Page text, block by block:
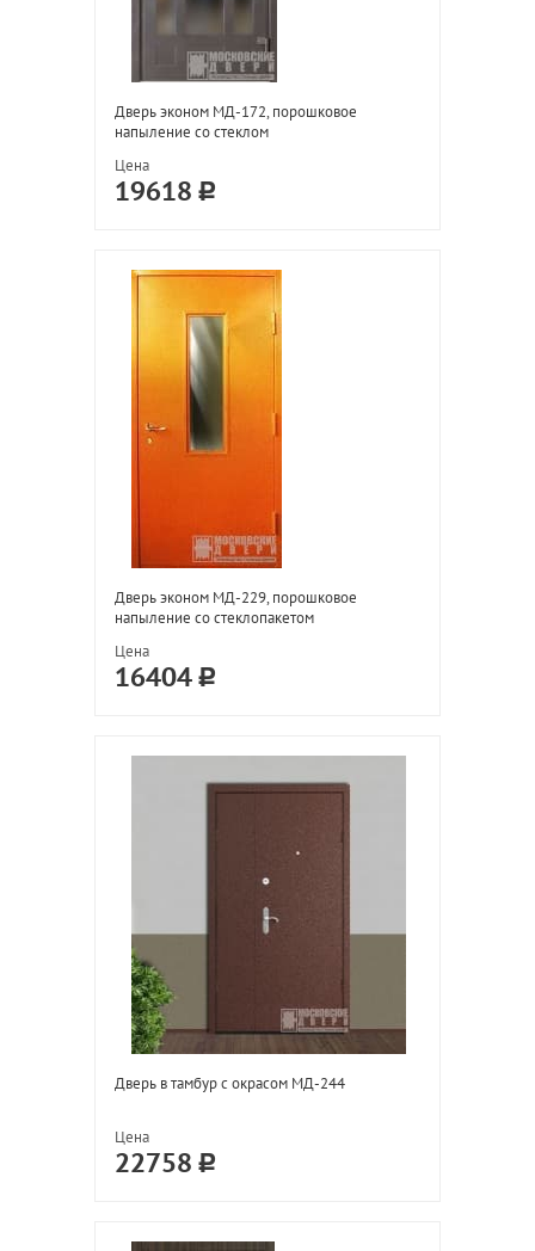
Дверь эконом МД-172, порошковое
напыление со стеклом
Цена
19618
Дверь эконом МД-229, порошковое
напыление со стеклопакетом
Цена
16404
Дверь в тамбур с окрасом МД-244
Цена
22758